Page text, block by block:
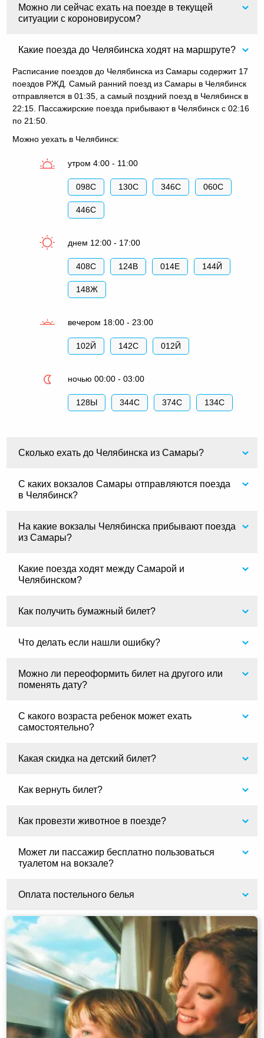
Можно ли сейчас ехать на поезде в текущей
ситуации с короновирусом?
Какие поезда до Челябинска ходят на маршруте?
Расписание поездов до Челябинска из Самары содержит 17
поездов РЖД. Самый ранний поезд из Самары в Челябинск
отправляется в 01:35, а самый поздний поезд в Челябинск в
22:15. Пассажирские поезда прибывают в Челябинск с 02:16
по 21:50.
Можно уехать в Челябинск:
утром 4:00 - 11:00
098С 130С 346С 060С
446С
днем 12:00 - 17:00
408С 124В 014Е 144Й
148Ж
вечером 18:00 - 23:00
102Й 142С 012Й
ночью 00:00 - 03:00
128Ы 344С 374С 134С
Сколько ехать до Челябинска из Самары?
С каких вокзалов Самары отправляются поезда
в Челябинск?
На какие вокзалы Челябинска прибывают поезда
из Самары?
Какие поезда ходят между Самарой и
Челябинском?
Как получить бумажный билет?
Что делать если нашли ошибку?
Можно ли переоформить билет на другого или
поменять дату?
С какого возраста ребенок может ехать
самостоятельно?
Какая скидка на детский билет?
Как вернуть билет?
Как провезти животное в поезде?
Может ли пассажир бесплатно пользоваться
туалетом на вокзале?
Оплата постельного белья